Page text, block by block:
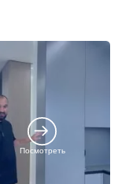
Посмотреть